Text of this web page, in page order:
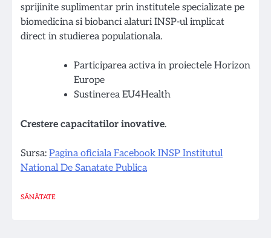
sprijinite suplimentar prin institutele specializate pe
biomedicina si biobanci alaturi INSP-ul implicat
direct in studierea populationala.
Participarea activa in proiectele Horizon
Europe
Sustinerea EU4Health
Crestere capacitatilor inovative.
Sursa: Pagina oficiala Facebook INSP Institutul
National De Sanatate Publica
SĂNĂTATE